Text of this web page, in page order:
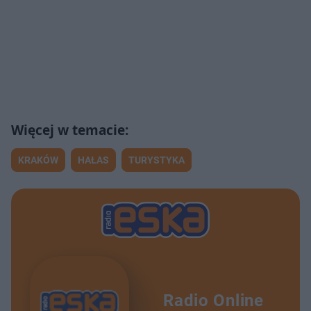
KRAKÓW HAŁAS TURYSTYKA
Radio Online